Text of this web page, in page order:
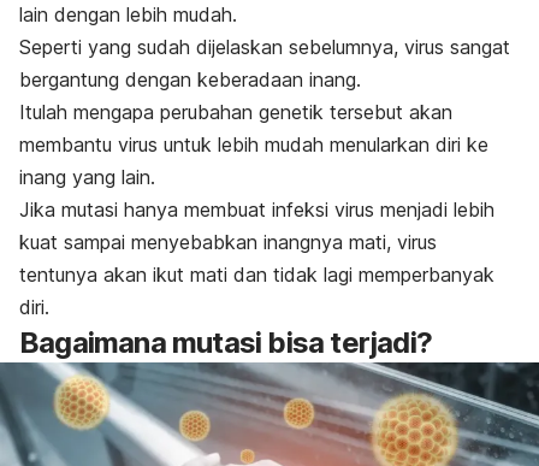
lain dengan lebih mudah.
Seperti yang sudah dijelaskan sebelumnya, virus sangat
bergantung dengan keberadaan inang.
Itulah mengapa perubahan genetik tersebut akan
membantu virus untuk lebih mudah menularkan diri ke
inang yang lain.
Jika mutasi hanya membuat infeksi virus menjadi lebih
kuat sampai menyebabkan inangnya mati, virus
tentunya akan ikut mati dan tidak lagi memperbanyak
diri.
Bagaimana mutasi bisa terjadi?